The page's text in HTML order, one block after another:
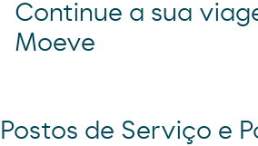
Continue a sua
Moeve
Postos de Serviço e